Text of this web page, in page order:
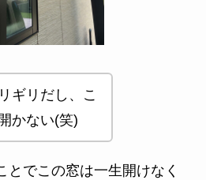
ギリだし、こ
かない(笑)
とでこの窓は一生開けなく